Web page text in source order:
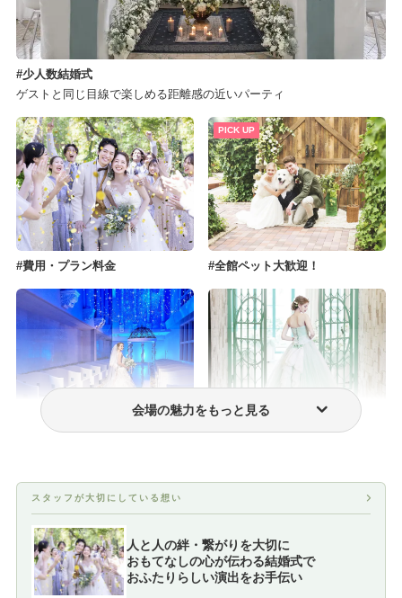
少人数結婚式
ゲストと同じ目線で楽しめる距離感の近いパーティ
費用・プラン料金 全館ペット大歓迎！
PICK UP
フォトウェディング・前撮り ウェディングドレス・衣装
会場の魅力をもっと見る
スタッフが大切にしている想い
人と人の絆・繋がりを大切に
おもてなしの心が伝わる結婚式で
おふたりらしい演出をお手伝い